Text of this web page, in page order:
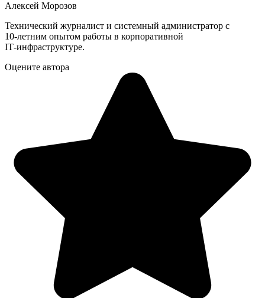
Алексей Морозов
Технический журналист и системный администратор с
10‑летним опытом работы в корпоративной
IT‑инфраструктуре.
Оцените автора